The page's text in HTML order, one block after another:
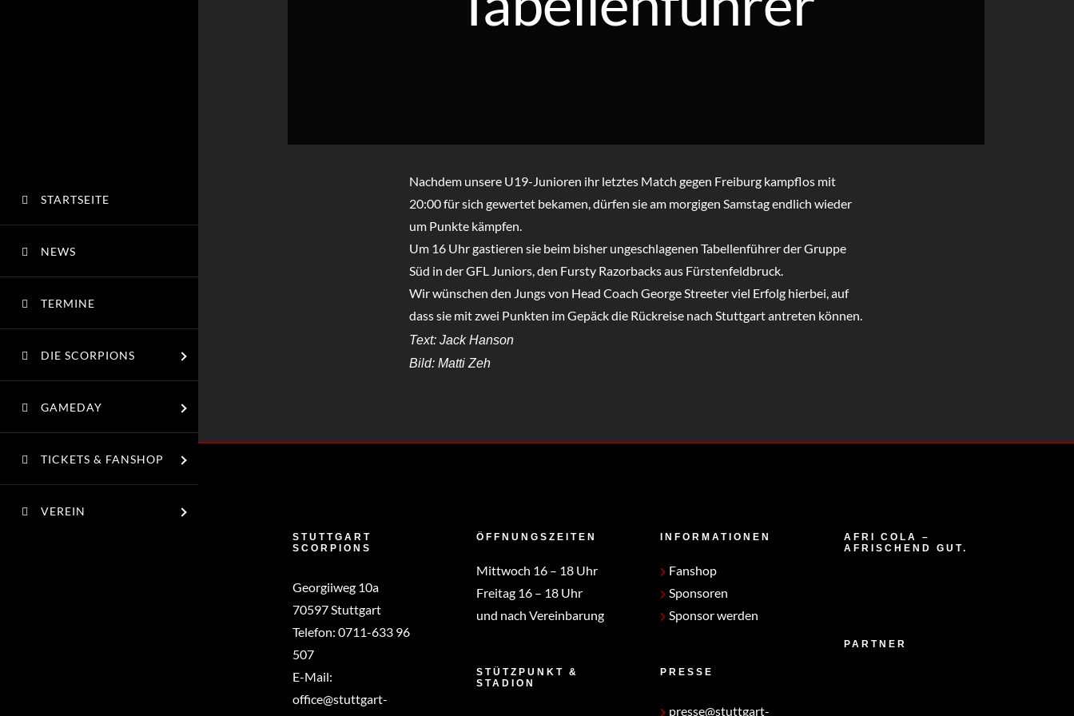
STARTSEITE
NEWS
TERMINE
DIE SCORPIONS
GAMEDAY
TICKETS & FANSHOP
VEREIN
Nachdem unsere U19-Junioren ihr letztes Match gegen Freiburg kampflos mit
20:00 für sich gewertet bekamen, dürfen sie am morgigen Samstag endlich wieder
um Punkte kämpfen.
Um 16 Uhr gastieren sie beim bisher ungeschlagenen Tabellenführer der Gruppe
Süd in der GFL Juniors, den Fursty Razorbacksaus Fürstenfeldbruck.
Wir wünschen den Jungs von Head Coach George Streeter viel Erfolg hierbei, auf
dass sie mit zwei Punkten im Gepäck die Rückreise nach Stuttgart antreten können.
Text: Jack Hanson
Bild: Matti Zeh
STUTTGART
SCORPIONS
Georgiiweg 10a
70597 Stuttgart
Telefon: 0711-633 96
507
E-Mail:
office@stuttgart-
ÖFFNUNGSZEITEN
Mittwoch 16 – 18 Uhr
Freitag 16 – 18 Uhr
und nach Vereinbarung
STÜTZPUNKT &
STADION
INFORMATIONEN
Fanshop
Sponsoren
Sponsor werden
PRESSE
presse@stuttgart-
AFRI COLA –
AFRISCHEND GUT.
PARTNER